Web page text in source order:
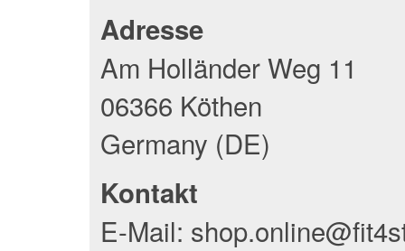
Adresse
Am Holländer Weg 11
06366 Köthen
Germany (DE)
Kontakt
E-Mail: